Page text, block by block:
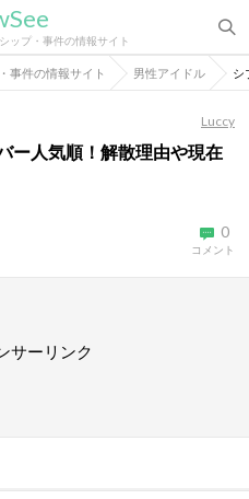
ップ・事件の情報サイト
事件の情報サイト 男性アイドル シ
Luccy
ー人気順！解散理由や現在
0
コメント
サーリンク